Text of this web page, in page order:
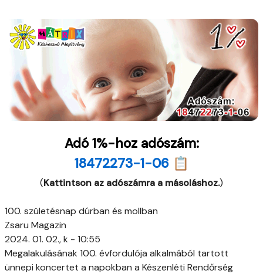
Adó 1%-hoz adószám:
18472273-1-06 📋
(Kattintson az adószámra a másoláshoz.)
100. születésnap dúrban és mollban
Zsaru Magazin
2024. 01. 02., k - 10:55
Megalakulásának 100. évfordulója alkalmából tartott
ünnepi koncertet a napokban a Készenléti Rendőrség